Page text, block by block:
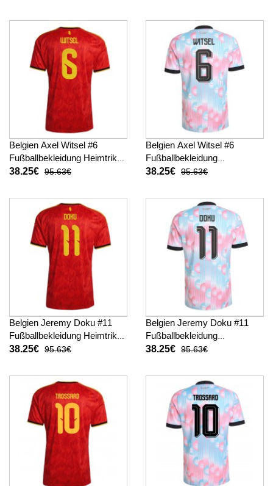
Belgien Axel Witsel #6
Fußballbekleidung Heimtrikot
WM 2026 Kurzarm
38.25€ 95.63€
Belgien Axel Witsel #6
Fußballbekleidung
Auswärtstrikot WM 2026
38.25€ 95.63€
Belgien Jeremy Doku #11
Fußballbekleidung Heimtrikot
WM 2026 Kurzarm
38.25€ 95.63€
Belgien Jeremy Doku #11
Fußballbekleidung
Auswärtstrikot WM 2026
38.25€ 95.63€